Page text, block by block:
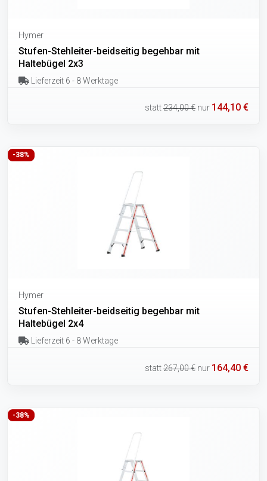
Hymer
Stufen-Stehleiter-beidseitig begehbar mit
Haltebügel 2x3
Lieferzeit 6 - 8 Werktage
statt234,00 € nur 144,10 €
-38%
Hymer
Stufen-Stehleiter-beidseitig begehbar mit
Haltebügel 2x4
Lieferzeit 6 - 8 Werktage
statt267,00 € nur 164,40 €
-38%